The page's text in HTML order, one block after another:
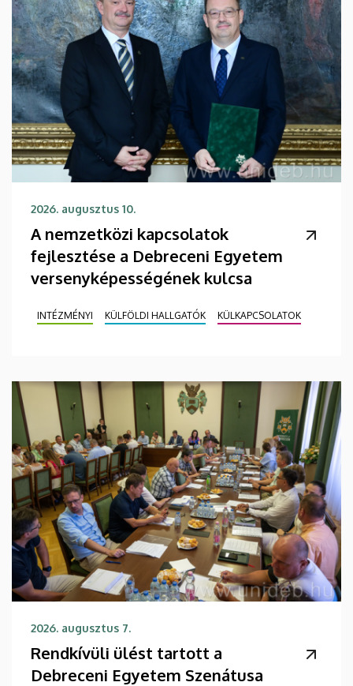
2026. augusztus 10.
A nemzetközi kapcsolatok
fejlesztése a Debreceni Egyetem
versenyképességének kulcsa
INTÉZMÉNYI KÜLFÖLDI HALLGATÓK KÜLKAPCSOLATOK
2026. augusztus 7.
Rendkívüli ülést tartott a
Debreceni Egyetem Szenátusa